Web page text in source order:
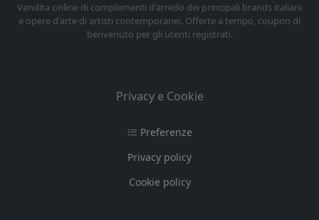
Vendita online di complementi d'arredo dei principali brands italiani
e opere d'arte di artisti contemporanei. Offerte a tempo, coupon di
benvenuto per gli utenti registrati.
Privacy e Cookie
Preferenze
Privacy policy
Cookie policy